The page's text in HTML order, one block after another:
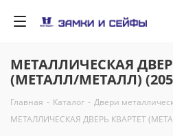
МЕТАЛЛИЧЕСКАЯ
(МЕТАЛЛ/МЕТАЛЛ)
Главная - Каталог - Двери
МЕТАЛЛИЧЕСКАЯ ДВЕРЬ КВАРТЕТ